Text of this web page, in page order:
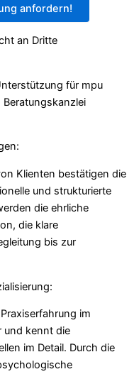
anfordern!
an Dritte
für mpu
Klienten bestätigen die
und strukturierte
die ehrliche
die klare
bis zur
im
und kennt die
im Detail. Durch die